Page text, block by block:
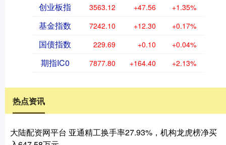
创业板指 3563.12 +47.56 +1.35%
基金指数 7242.10 +12.30 +0.17%
国债指数 229.69 +0.10 +0.04%
期指IC0 7877.80 +164.40 +2.13%
热点资讯
大陆配资网平台 亚通精工换手率27.93%，机构龙虎榜净买